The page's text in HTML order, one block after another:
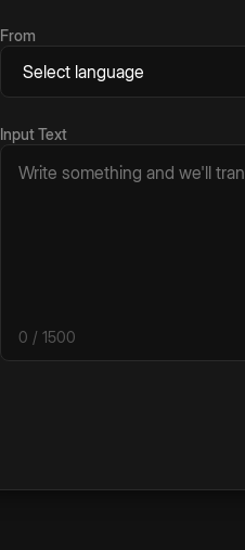
From
Input Text
0 / 1500